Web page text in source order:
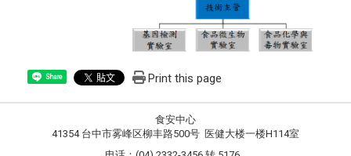
Share Print this page
食安中心
41354 台中市雾峰区柳丰路500号 医健大楼一楼H114室